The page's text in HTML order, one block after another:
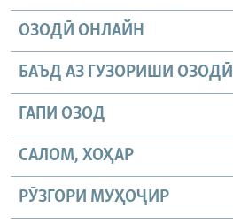
ОЗОДӢ ОНЛАЙН
БАЪД АЗ ГУЗОРИШИ ОЗОДӢ
ГАПИ ОЗОД
САЛОМ, ХОҲАР
РӮЗГОРИ МУҲОҶИР